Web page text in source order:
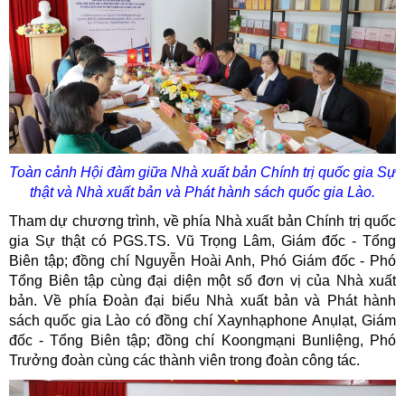
Toàn cảnh Hội đàm giữa Nhà xuất bản Chính trị quốc gia Sự
thật và Nhà xuất bản và Phát hành sách quốc gia Lào.
Tham dự chương trình, về phía Nhà xuất bản Chính trị quốc
gia Sự thật có PGS.TS. Vũ Trọng Lâm, Giám đốc - Tổng
Biên tập; đồng chí Nguyễn Hoài Anh, Phó Giám đốc - Phó
Tổng Biên tập cùng đại diện một số đơn vị của Nhà xuất
bản. Về phía Đoàn đại biểu Nhà xuất bản và Phát hành
sách quốc gia Lào có đồng chí Xaynhạphone Anụlạt, Giám
đốc - Tổng Biên tập; đồng chí Koongmạni Bunliệng, Phó
Trưởng đoàn cùng các thành viên trong đoàn công tác.